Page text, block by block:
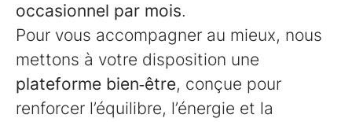
occasionnel par mois.
Pour vous accompagner au mieux, nous
mettons à votre disposition une
plateforme bien‑être, conçue pour
renforcer l’équilibre, l’énergie et la